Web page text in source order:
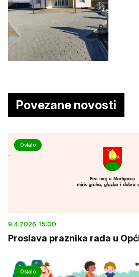
Povezane novosti
Ostalo
9.4.2026. 15:00
Proslava praznika rada u
Ostalo